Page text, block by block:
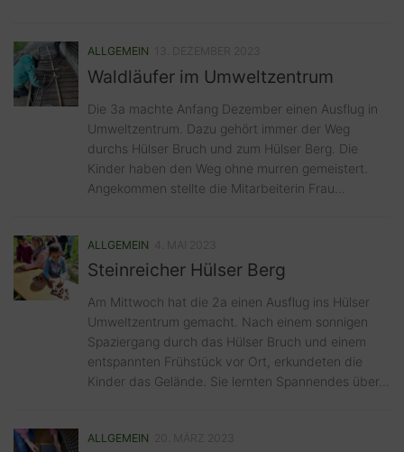
ALLGEMEIN
Waldläufer im Umweltzentrum
Die 3a machte Anfang Dezember einen Ausflug in
Umweltzentrum. Dazu gehört immer der Weg
durchs Hülser Bruch und zum Hülser Berg. Die
Kinder haben den Weg ohne murren gemeistert.
Angekommen stellte die Mitarbeiterin Frau...
ALLGEMEIN
Steinreicher Hülser Berg
Am Mittwoch hat die 2a einen Ausflug ins Hülser
Umweltzentrum gemacht. Nach einem sonnigen
Spaziergang durch das Hülser Bruch und einem
entspannten Frühstück vor Ort, erkundeten die
Kinder das Gelände. Sie lernten Spannendes über...
ALLGEMEIN